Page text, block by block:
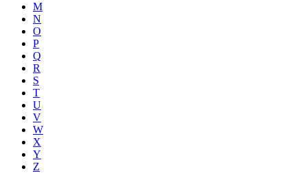
M
N
O
P
Q
R
S
T
U
V
W
X
Y
Z